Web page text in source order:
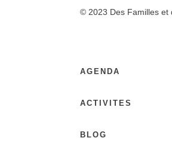
© 2023 Des Familles
AGENDA
ACTIVITES
BLOG